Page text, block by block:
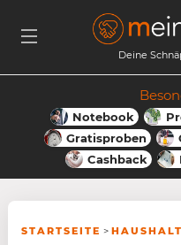
Deine
Notebook
Gratisproben
Cashback
STARTSEITE >